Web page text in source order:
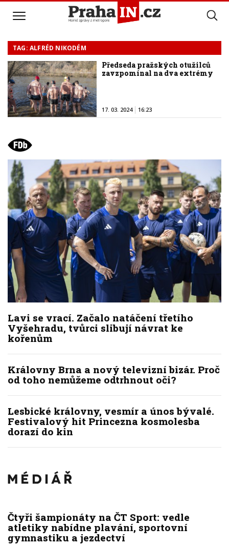
TAG: ALFRÉD NIKODÉM
Předseda pražských otužilců
zavzpomínal na dva extrémy
17. 03. 2024 16:23
Lavi se vrací. Začalo natáčení třetího
Vyšehradu, tvůrci slibují návrat ke
kořenům
Královny Brna a nový televizní bizár. Proč
od toho nemůžeme odtrhnout oči?
Lesbické královny, vesmír a únos bývalé.
Festivalový hit Princezna kosmolesba
dorazí do kin
Čtyři šampionáty na ČT Sport: vedle
atletiky nabídne plavání, sportovní
gymnastiku a jezdectví